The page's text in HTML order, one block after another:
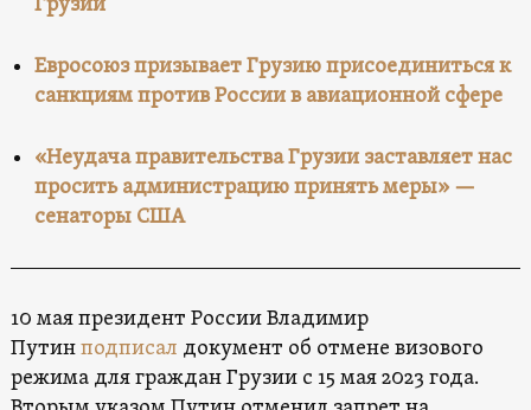
Евросоюз призывает Грузию присоединиться к
санкциям против России в авиационной сфере
«Неудача правительства Грузии заставляет нас
просить администрацию принять меры» —
сенаторы США
10 мая президент России Владимир
Путинподписал документ об отмене визового
режима для граждан Грузии с 15 мая 2023 года.